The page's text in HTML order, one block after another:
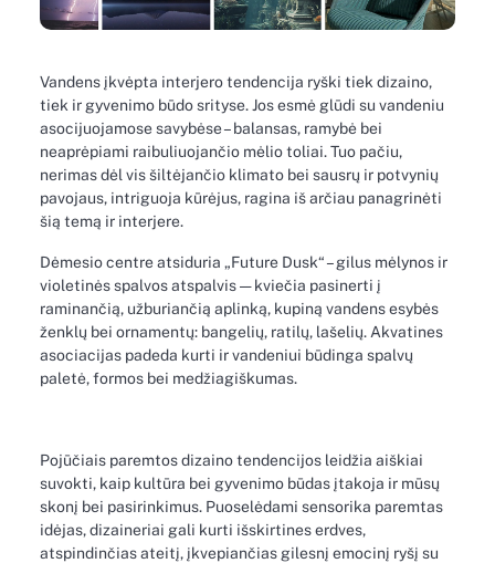
Vandens įkvėpta interjero tendencija ryški tiek dizaino,
tiek ir gyvenimo būdo srityse. Jos esmė glūdi su vandeniu
asocijuojamose savybėse – balansas, ramybė bei
neaprėpiami raibuliuojančio mėlio toliai. Tuo pačiu,
nerimas dėl vis šiltėjančio klimato bei sausrų ir potvynių
pavojaus, intriguoja kūrėjus, ragina iš arčiau panagrinėti
šią temą ir interjere.
Dėmesio centre atsiduria „Future Dusk“ – gilus mėlynos ir
violetinės spalvos atspalvis — kviečia pasinerti į
raminančią, užburiančią aplinką, kupiną vandens esybės
ženklų bei ornamentų: bangelių, ratilų, lašelių. Akvatines
asociacijas padeda kurti ir vandeniui būdinga spalvų
paletė, formos bei medžiagiškumas.
Pojūčiais paremtos dizaino tendencijos leidžia aiškiai
suvokti, kaip kultūra bei gyvenimo būdas įtakoja ir mūsų
skonį bei pasirinkimus. Puoselėdami sensorika paremtas
idėjas, dizaineriai gali kurti išskirtines erdves,
atspindinčias ateitį, įkvepiančias gilesnį emocinį ryšį su